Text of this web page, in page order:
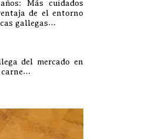
Más cuidados
de el entorno
gallegas…
del mercado en
carne…